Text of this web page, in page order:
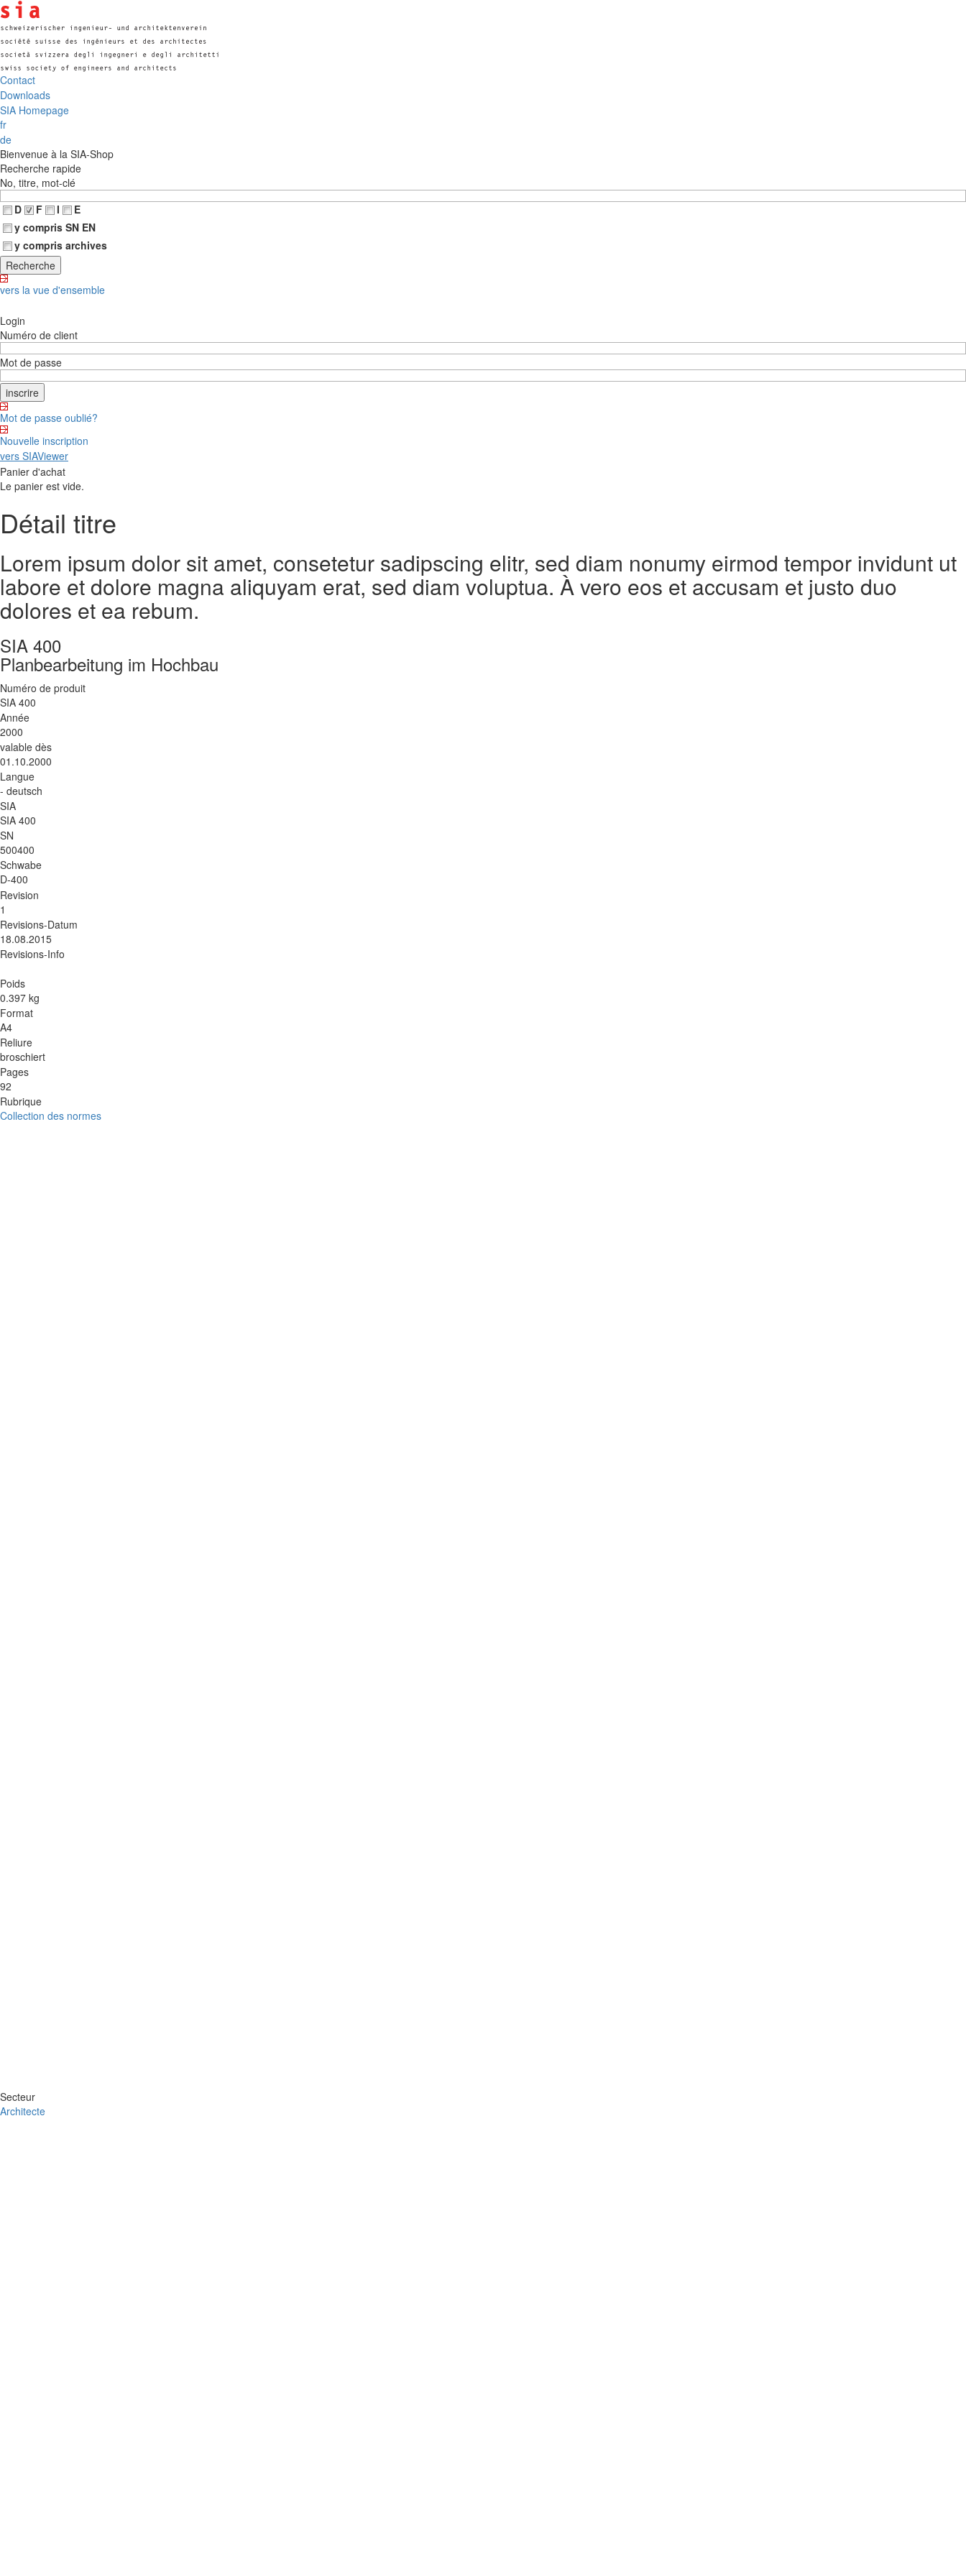
Contact
Downloads
SIA Homepage
fr
de
Bienvenue à la SIA-Shop
Recherche rapide
No, titre, mot-clé
D
F I
E
y compris SN EN
y compris archives
vers la vue d'ensemble
Login
Numéro de client
Mot de passe
Mot de passe oublié?
Nouvelle inscription
vers SIAViewer
Panier d'achat
Le panier est vide.
Détail titre
Lorem ipsum dolor sit amet, consetetur sadipscing elitr, sed diam nonumy eirmod tempor invidunt ut
labore et dolore magna aliquyam erat, sed diam voluptua. À vero eos et accusam et justo duo
dolores et ea rebum.
SIA 400
Planbearbeitung im Hochbau
Numéro de produit
SIA 400
Année
2000
valable dès
01.10.2000
Langue
- deutsch
SIA
SIA 400
SN
500400
Schwabe
D-400
Revision
1
Revisions-Datum
18.08.2015
Revisions-Info
Poids
0.397 kg
Format
A4
Reliure
broschiert
Pages
92
Rubrique
Collection des normes
Secteur
Architecte